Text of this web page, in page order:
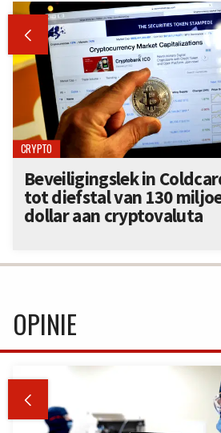

CRYPTO
Beveiligingslek in
tot diefstal van 130
dollar aan cryptovaluta
OPINIE
